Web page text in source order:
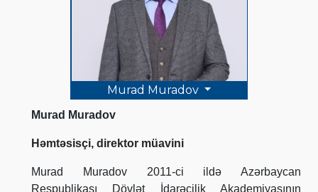
Murad Muradov
Murad Muradov
Həmtəsisçi, direktor müavini
Murad Muradov 2011-ci ildə Azərbaycan
Respublikası Dövlət İdarəçilik Akademiyasının